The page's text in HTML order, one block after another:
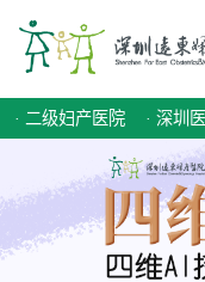
· 二级妇产医院 · 深圳